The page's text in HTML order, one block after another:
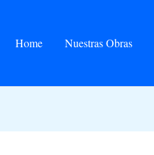
Home Nuestras Obras